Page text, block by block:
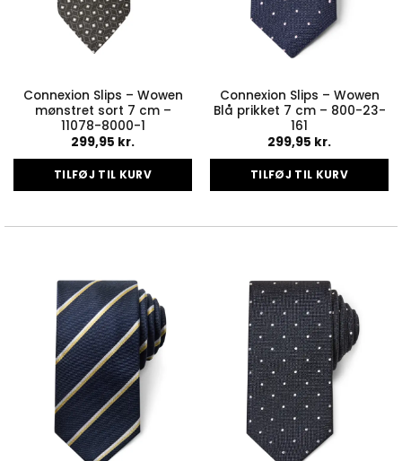
Connexion Slips – Wowen
mønstret sort 7 cm –
11078-8000-1
299,95 kr.
TILFØJ TIL KURV
Connexion Slips – Wowen
Blå prikket 7 cm – 800-23-
161
299,95 kr.
TILFØJ TIL KURV